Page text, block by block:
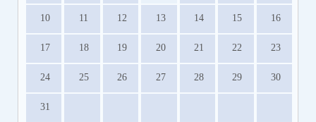
10 11 12 13 14 15 16
17 18 19 20 21 22 23
24 25 26 27 28 29 30
31